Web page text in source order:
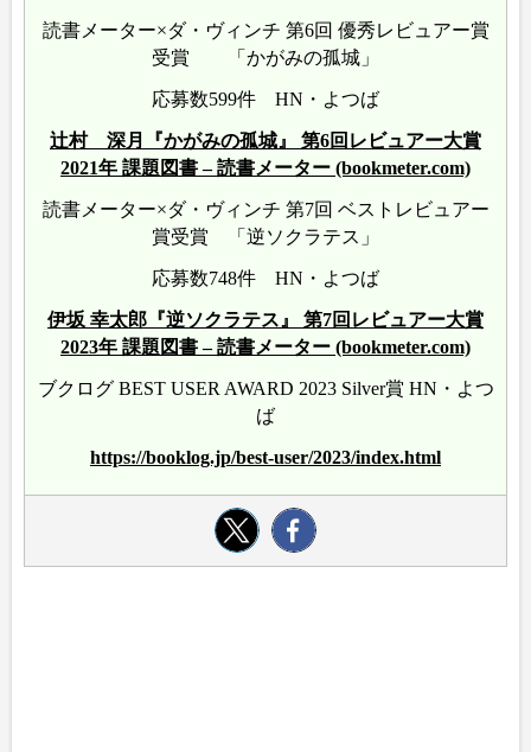
読書メーター×ダ・ヴィンチ 第6回 優秀レビュアー賞
受賞 「かがみの孤城」
応募数599件 HN・よつば
辻村 深月『かがみの孤城』 第6回レビュアー大賞
2021年 課題図書 – 読書メーター (bookmeter.com)
読書メーター×ダ・ヴィンチ 第7回 ベストレビュアー
賞受賞 「逆ソクラテス」
応募数748件 HN・よつば
伊坂 幸太郎『逆ソクラテス』 第7回レビュアー大賞
2023年 課題図書 – 読書メーター (bookmeter.com)
ブクログ BEST USER AWARD 2023 Silver賞 HN・よつ
ば
https://booklog.jp/best-user/2023/index.html